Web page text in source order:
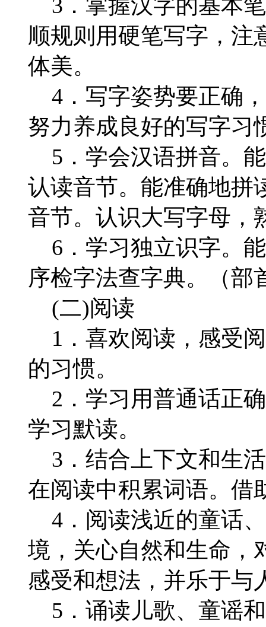
3．掌握汉字的基本
顺规则用硬笔写字，注
体美。
4．写字姿势要正确
努力养成良好的写字习
5．学会汉语拼音。
认读音节。能准确地拼
音节。认识大写字母，
6．学习独立识字。
序检字法查字典。（部
(二)阅读
1．喜欢阅读，感受
的习惯。
2．学习用普通话正
学习默读。
3．结合上下文和生
在阅读中积累词语。借
4．阅读浅近的童话
境，关心自然和生命，
感受和想法，并乐于与
5．诵读儿歌、童谣